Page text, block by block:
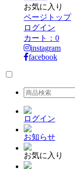
お気に入り
ページトップ
ログイン
カート： 0
instagram
facebook
ログイン
お知らせ
お気に入り